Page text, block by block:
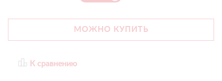
МОЖНО КУПИТЬ
К сравнению